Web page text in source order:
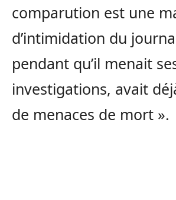
comparution est une
d’intimidation du
pendant qu’il menait
investigations, avait
de menaces de mort ».